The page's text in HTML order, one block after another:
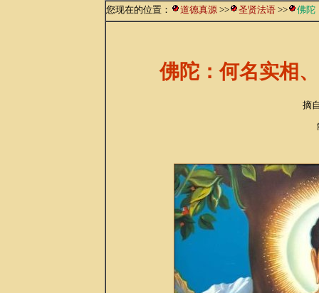
您现在的位置： 道德真源 >> 圣贤法语 >> 佛陀
佛陀：何名实相
摘